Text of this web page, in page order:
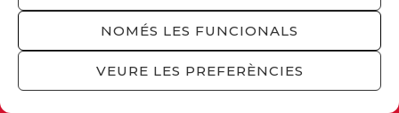
NOMÉS LES FUNCIONALS
VEURE LES PREFERÈNCIES
This site is protected by reCAPTCHA and the
Privacy PolicyandTerms of Serviceapply.